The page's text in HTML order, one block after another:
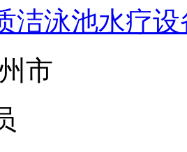
洁泳池水疗
市